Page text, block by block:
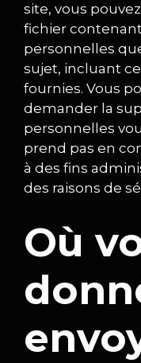
site, vous
fichier
personnelles
sujet, incluant
fournies. Vous
demander la
personnelles
prend pas en
à des fins
des raisons de
Où